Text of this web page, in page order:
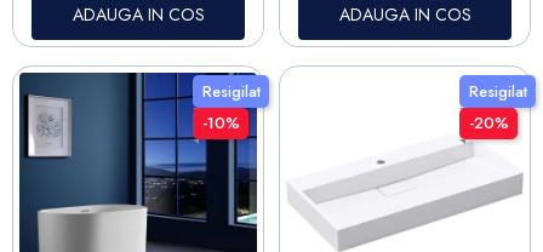
ADAUGA IN COS ADAUGA IN COS
Resigilat
-10%
Resigilat
-20%